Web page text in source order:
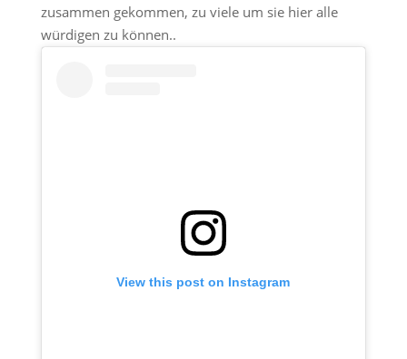
zusammen gekommen, zu viele um sie hier alle
würdigen zu können..
View this post on Instagram